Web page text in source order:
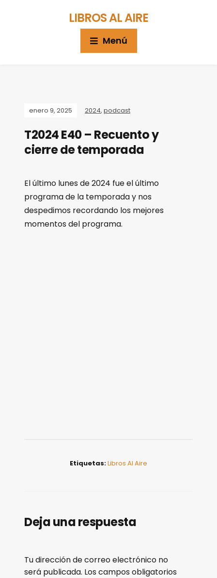
LIBROS AL AIRE
Menú
enero 9, 2025 2024, podcast
T2024 E40 – Recuento y
cierre de temporada
El último lunes de 2024 fue el último
programa de la temporada y nos
despedimos recordando los mejores
momentos del programa.
Etiquetas:Libros Al Aire
Deja una respuesta
Tu dirección de correo electrónico no
será publicada. Los campos obligatorios